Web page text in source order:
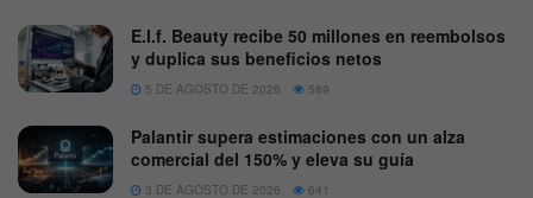
E.l.f. Beauty recibe 50 millones en reembolsos
y duplica sus beneficios netos
5 DE AGOSTO DE 2026 589
Palantir supera estimaciones con un alza
comercial del 150% y eleva su guía
3 DE AGOSTO DE 2026 641